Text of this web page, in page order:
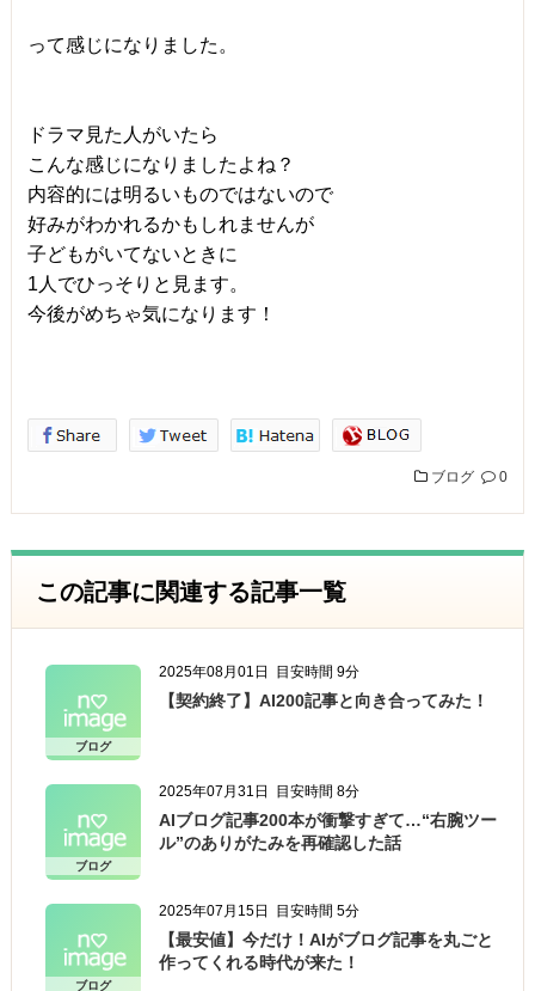
って感じになりました。
ドラマ見た人がいたら
こんな感じになりましたよね？
内容的には明るいものではないので
好みがわかれるかもしれませんが
子どもがいてないときに
1人でひっそりと見ます。
今後がめちゃ気になります！
ブログ 0
この記事に関連する記事一覧
ブログ
2025年08月01日 目安時間 9分
【契約終了】AI200記事と向き合ってみた！
ブログ
2025年07月31日 目安時間 8分
AIブログ記事200本が衝撃すぎて…“右腕ツー
ル”のありがたみを再確認した話
ブログ
2025年07月15日 目安時間 5分
【最安値】今だけ！AIがブログ記事を丸ごと
作ってくれる時代が来た！